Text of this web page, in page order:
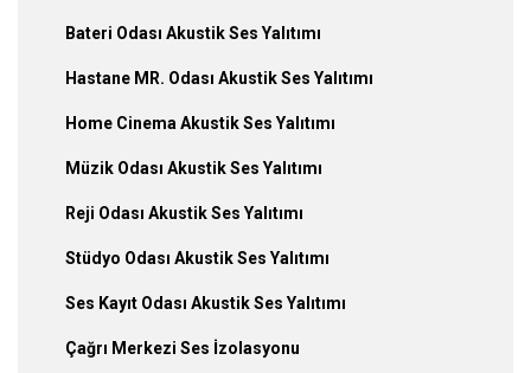
Bateri Odası Akustik Ses Yalıtımı
Hastane MR. Odası Akustik Ses Yalıtımı
Home Cinema Akustik Ses Yalıtımı
Müzik Odası Akustik Ses Yalıtımı
Reji Odası Akustik Ses Yalıtımı
Stüdyo Odası Akustik Ses Yalıtımı
Ses Kayıt Odası Akustik Ses Yalıtımı
Çağrı Merkezi Ses İzolasyonu